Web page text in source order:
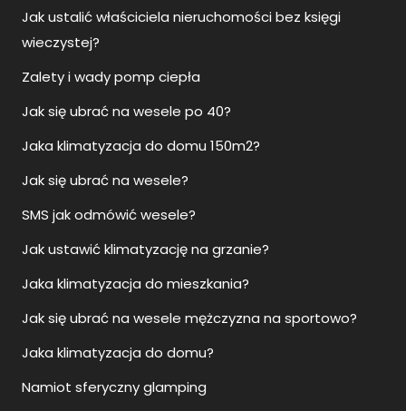
Jak ustalić właściciela nieruchomości bez księgi
wieczystej?
Zalety i wady pomp ciepła
Jak się ubrać na wesele po 40?
Jaka klimatyzacja do domu 150m2?
Jak się ubrać na wesele?
SMS jak odmówić wesele?
Jak ustawić klimatyzację na grzanie?
Jaka klimatyzacja do mieszkania?
Jak się ubrać na wesele mężczyzna na sportowo?
Jaka klimatyzacja do domu?
Namiot sferyczny glamping